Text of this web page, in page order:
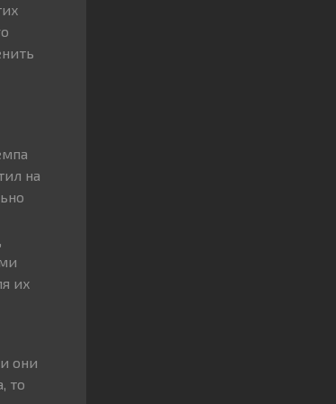
на
их
они
то